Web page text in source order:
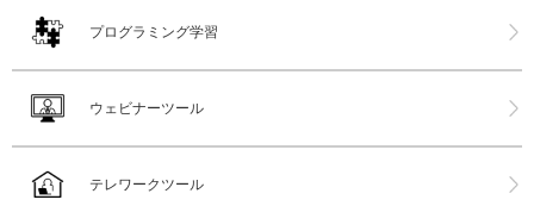
プログラミング学習
ウェビナーツール
テレワークツール